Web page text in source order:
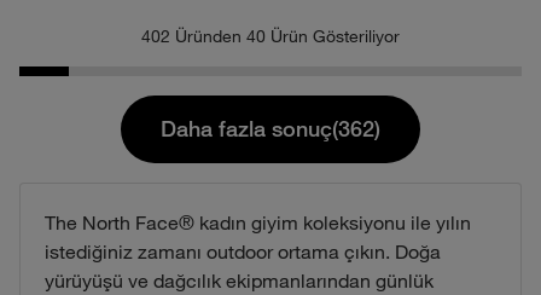
402 Üründen 40 Ürün Gösteriliyor
Daha fazla sonuç(362)
The North Face® kadın giyim koleksiyonu ile yılın
istediğiniz zamanı outdoor ortama çıkın. Doğa
yürüyüşü ve dağcılık ekipmanlarından günlük